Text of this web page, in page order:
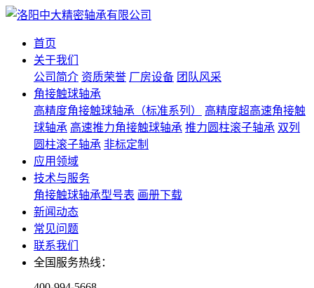
首页
关于我们
公司简介 资质荣誉 厂房设备 团队风采
角接触球轴承
高精度角接触球轴承（标准系列）
高精度超高速角接触
球轴承 高速推力角接触球轴承 推力圆柱滚子轴承 双列
圆柱滚子轴承 非标定制
应用领域
技术与服务
角接触球轴承型号表 画册下载
新闻动态
常见问题
联系我们
全国服务热线：